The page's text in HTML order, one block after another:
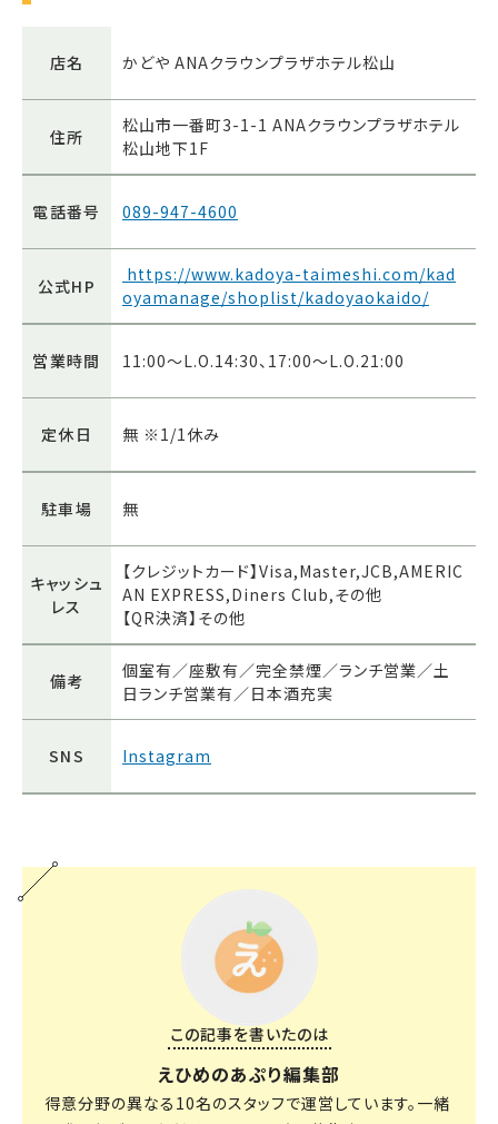
店名 かどや ANAクラウンプラザホテル松山
住所
松山市一番町3-1-1 ANAクラウンプラザホテル
松山地下1F
電話番号 089-947-4600
公式HP
https://www.kadoya-taimeshi.com/kad
oyamanage/shoplist/kadoyaokaido/
営業時間 11:00～L.O.14:30、17:00～L.O.21:00
定休日 無 ※1/1休み
駐車場 無
キャッシュ
レス
【クレジットカード】Visa,Master,JCB,AMERIC
AN EXPRESS,Diners Club,その他
【QR決済】その他
備考
個室有／座敷有／完全禁煙／ランチ営業／土
日ランチ営業有／日本酒充実
SNS Instagram
この記事を書いたのは
えひめのあぷり編集部
得意分野の異なる10名のスタッフで運営しています。一緒